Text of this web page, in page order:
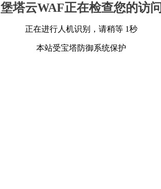
堡塔云WAF正在检查您的访问
正在进行人机识别，请稍等 1秒
本站受宝塔防御系统保护